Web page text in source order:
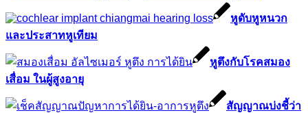
หูดับหูหนวก
และประสาทหูเทียม
หูตึงกับโรคสมอง
เสื่อม ในผู้สูงอายุ
สัญญาณบ่งชี้ว่า